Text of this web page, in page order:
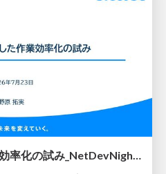
NetBoxを利用した作業効率化の試み_NetDevNight4